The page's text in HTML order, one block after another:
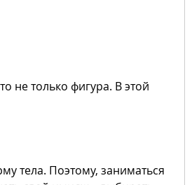
не только фигура. В этой
тела. Поэтому, заниматься